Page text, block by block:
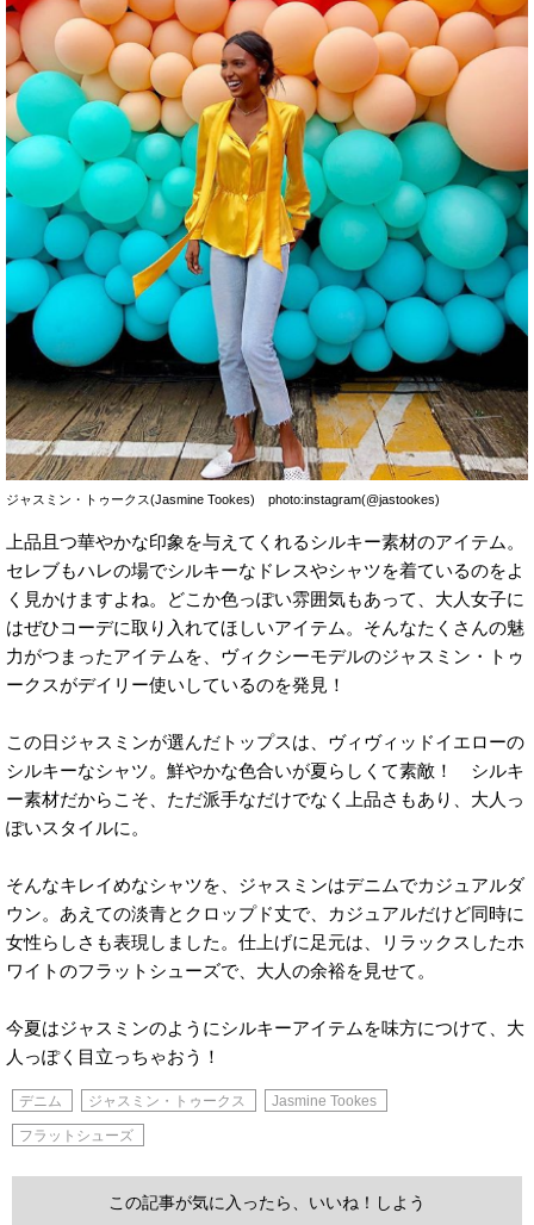
ジャスミン・トゥークス(Jasmine Tookes) photo:instagram(@jastookes)
上品且つ華やかな印象を与えてくれるシルキー素材のアイテム。
セレブもハレの場でシルキーなドレスやシャツを着ているのをよ
く見かけますよね。どこか色っぽい雰囲気もあって、大人女子に
はぜひコーデに取り入れてほしいアイテム。そんなたくさんの魅
力がつまったアイテムを、ヴィクシーモデルのジャスミン・トゥ
ークスがデイリー使いしているのを発見！
この日ジャスミンが選んだトップスは、ヴィヴィッドイエローの
シルキーなシャツ。鮮やかな色合いが夏らしくて素敵！ シルキ
ー素材だからこそ、ただ派手なだけでなく上品さもあり、大人っ
ぽいスタイルに。
そんなキレイめなシャツを、ジャスミンはデニムでカジュアルダ
ウン。あえての淡青とクロップド丈で、カジュアルだけど同時に
女性らしさも表現しました。仕上げに足元は、リラックスしたホ
ワイトのフラットシューズで、大人の余裕を見せて。
今夏はジャスミンのようにシルキーアイテムを味方につけて、大
人っぽく目立っちゃおう！
デニム ジャスミン・トゥークス Jasmine Tookes
フラットシューズ
この記事が気に入ったら、いいね！しよう